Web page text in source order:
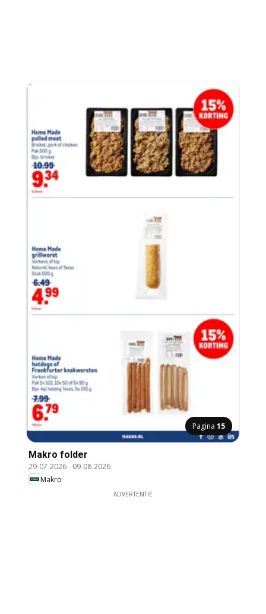
Pagina 15
Makro folder
29-07-2026- 09-08-2026
Makro
ADVERTENTIE